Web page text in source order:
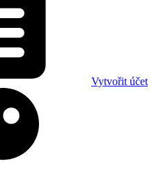
Vytvořit účet